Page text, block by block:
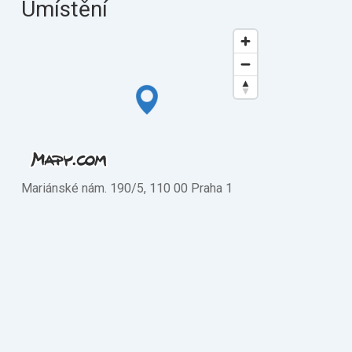
Umístění
Mariánské nám. 190/5, 110 00 Praha 1